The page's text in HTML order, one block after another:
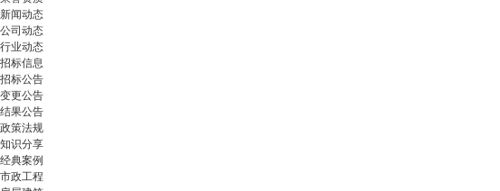
新闻动态
公司动态
行业动态
招标信息
招标公告
变更公告
结果公告
政策法规
知识分享
经典案例
市政工程